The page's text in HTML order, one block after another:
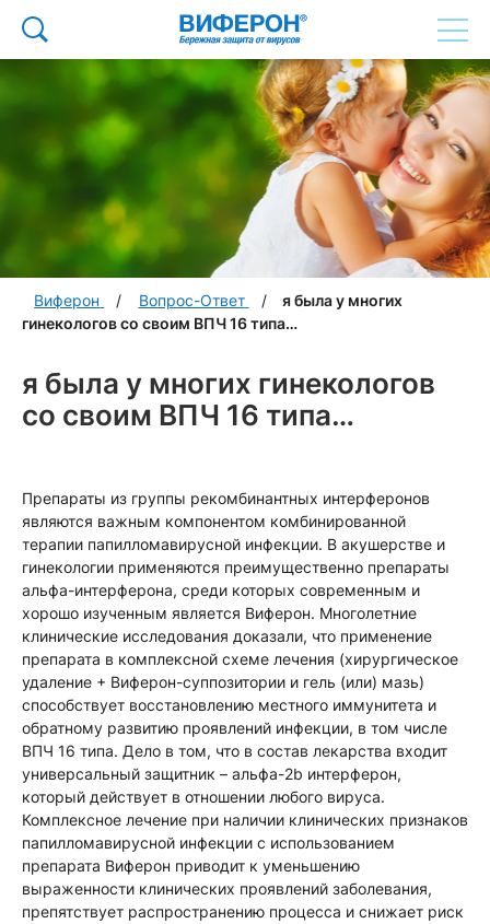
Виферон Вопрос-Ответ
я была у многих
гинекологов со своим ВПЧ 16 типа…
я была у многих гинекологов
со своим ВПЧ 16 типа…
Препараты из группы рекомбинантных интерферонов
являются важным компонентом комбинированной
терапии папилломавирусной инфекции. В акушерстве и
гинекологии применяются преимущественно препараты
альфа-интерферона, среди которых современным и
хорошо изученным является Виферон. Многолетние
клинические исследования доказали, что применение
препарата в комплексной схеме лечения (хирургическое
удаление + Виферон-суппозитории и гель (или) мазь)
способствует восстановлению местного иммунитета и
обратному развитию проявлений инфекции, в том числе
ВПЧ 16 типа. Дело в том, что в состав лекарства входит
универсальный защитник – альфа-2b интерферон,
который действует в отношении любого вируса.
Комплексное лечение при наличии клинических признаков
папилломавирусной инфекции с использованием
препарата Виферон приводит к уменьшению
выраженности клинических проявлений заболевания,
препятствует распространению процесса и снижает риск